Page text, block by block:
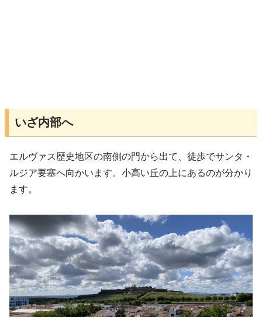
いざ内部へ
エルヴァス歴史地区の南側の門から出て、徒歩でサンタ・
ルジア要塞へ向かいます。小高い丘の上にあるのが分かり
ます。